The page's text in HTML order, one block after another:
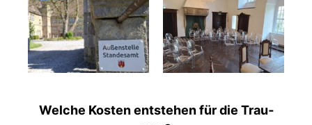
Welche Kosten entste­hen für die Trau­